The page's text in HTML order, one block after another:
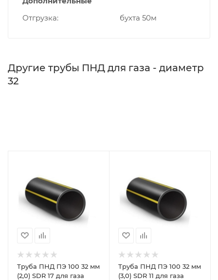
Отгрузка
бухта 50м
Другие трубы ПНД для газа - диаметр
32
Труба ПНД ПЭ 100 32 мм
(2,0) SDR 17 для газа
Труба ПНД ПЭ 100 32 мм
(3,0) SDR 11 для газа